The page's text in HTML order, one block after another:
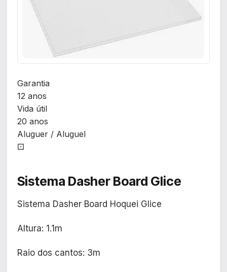
Garantia
12 anos
Vida útil
20 anos
Aluguer / Aluguel
⚀
Sistema Dasher Board Glice
Sistema Dasher Board Hoquei Glice
Altura: 1.1m
Raio dos cantos: 3m